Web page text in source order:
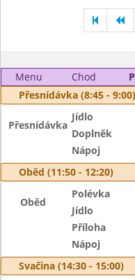
Menu Chod
Přesnídávka (8:45 - 9:00)
Přesnídávka
Jídlo
Doplněk
Nápoj
Oběd (11:50 - 12:20)
Oběd
Polévka
Jídlo
Příloha
Nápoj
Svačina (14:30 - 15:00)